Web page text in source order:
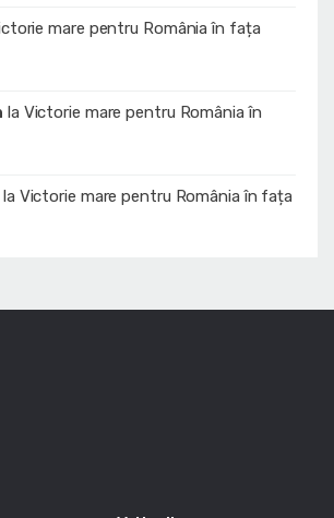
mare pentru România în fața
la Victorie mare pentru România în
la Victorie mare pentru România în fața